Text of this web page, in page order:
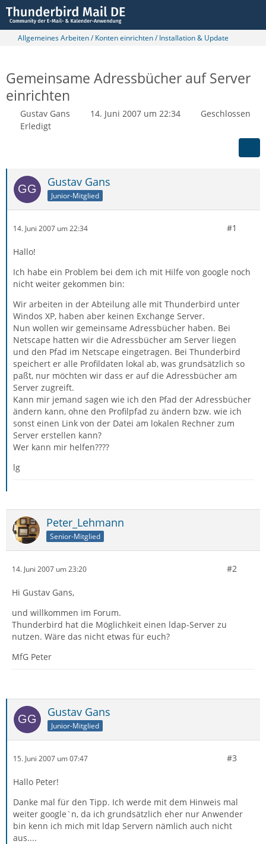
Allgemeines Arbeiten / Konten einrichten / Installation & Update
Gemeinsame Adressbücher auf Server
einrichten
Gustav Gans 14. Juni 2007 um 22:34
Geschlossen
Erledigt
Gustav Gans
Junior-Mitglied
14. Juni 2007 um 22:34 #1
Hallo!
Ich habe ein Problem bei dem ich mit Hilfe von google noch
nicht weiter gekommen bin:
Wir arbeiten in der Abteilung alle mit Thunderbird unter
Windos XP, haben aber keinen Exchange Server.
Nun wollen wir gemeinsame Adressbücher haben. Bei
Netscape hatten wir die Adressbücher am Server liegen
und den Pfad im Netscape eingetragen. Bei Thunderbird
speichert er alle Profildaten lokal ab, was grundsätzlich so
paßt, nur möchten wir dass er auf die Adressbücher am
Server zugreift.
Kann mir jemand sagen wie ich den Pfad der Adressbücher
ändern kann, ohne den Profilpfad zu ändern bzw. wie ich
sonst einen Link von der Datei am lokalen Rechner zum
Server erstellen kann?
Wer kann mir helfen????
lg
Peter_Lehmann
Senior-Mitglied
14. Juni 2007 um 23:20 #2
Hi Gustav Gans,
und willkommen im Forum.
Thunderbird hat die Möglichkeit einen ldap-Server zu
nutzen. Wäre das nicht etwas für euch?
MfG Peter
Gustav Gans
Junior-Mitglied
15. Juni 2007 um 07:47 #3
Hallo Peter!
Danke mal für den Tipp. Ich werde mit dem Hinweis mal
weiter google`n, da ich grundsätzlich eher nur Anwender
bin kenn ich mich mit ldap Servern nämlich auch nicht
aus....